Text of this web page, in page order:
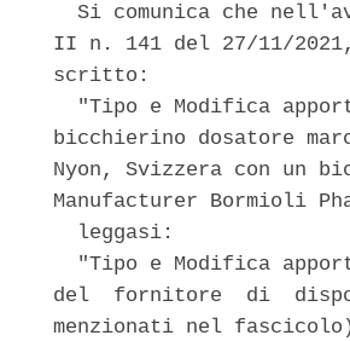
Si comunica che
II n. 141 del 27/11/2021,
scritto:
"Tipo e Modifica
bicchierino dosatore
Nyon, Svizzera con un
Manufacturer Bormioli
  leggasi:
"Tipo e Modifica
del  fornitore  di
menzionati nel